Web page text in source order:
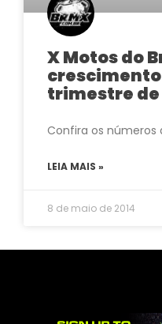
X Motos do
trimestre de
Confira os números
LEIA MAIS »
8 de maio de 2014